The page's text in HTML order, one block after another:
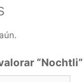
“Nochtli”